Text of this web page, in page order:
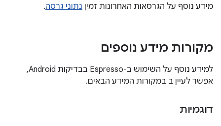
מידע נוסף על הגרסאות האחרונות זמין נתוני גרסה.
מקורות מידע נוספים
למידע נוסף על השימוש ב-Espresso בבדיקות Android,
אפשר לעיין ב במקורות המידע הבאים.
דוגמיות